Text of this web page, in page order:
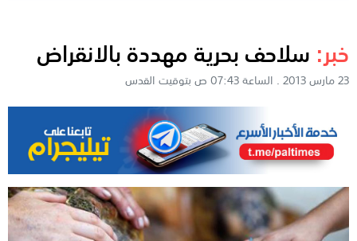
خبر: سلاحف بحرية مهددة بالانقراض
23 مارس 2013 . الساعة 07:43 ص بتوقيت القدس